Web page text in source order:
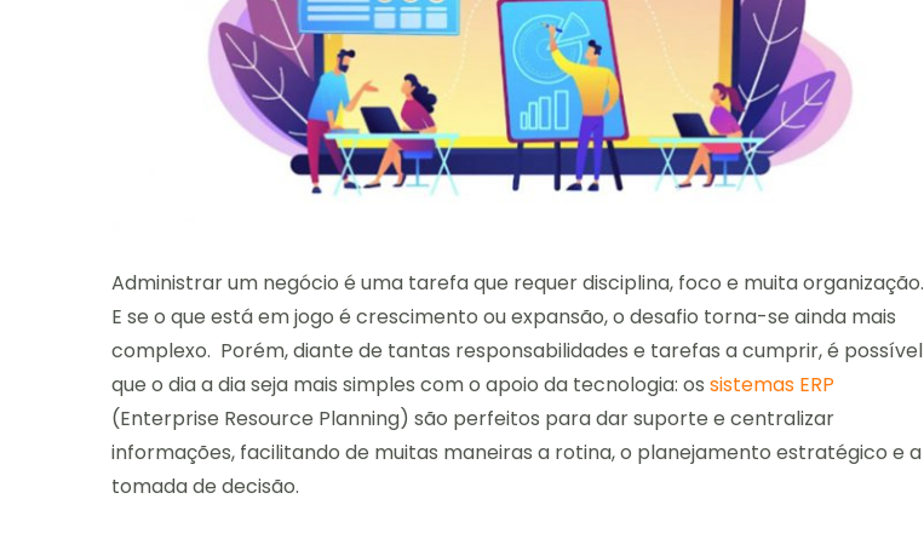
Administrar um negócio é uma tarefa que requer disciplina, foco e muita organização.
E se o que está em jogo é crescimento ou expansão, o desafio torna-se ainda mais
complexo. Porém, diante de tantas responsabilidades e tarefas a cumprir, é possível
que o dia a dia seja mais simples com o apoio da tecnologia: os sistemas ERP
(Enterprise Resource Planning) são perfeitos para dar suporte e centralizar
informações, facilitando de muitas maneiras a rotina, o planejamento estratégico e a
tomada de decisão.